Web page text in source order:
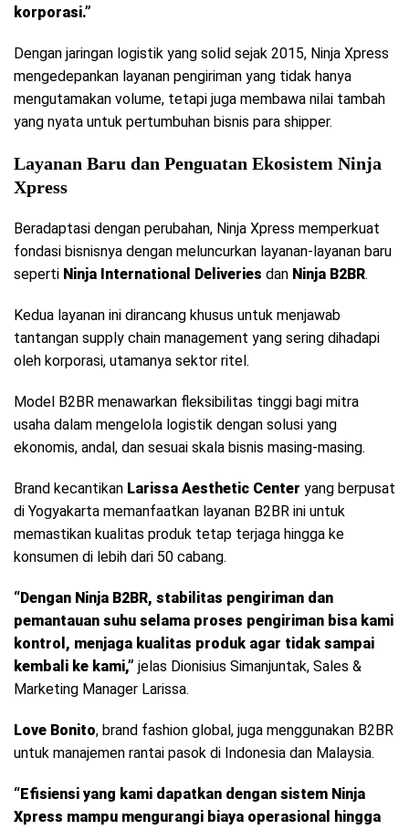
korporasi.”
Dengan jaringan logistik yang solid sejak 2015, Ninja Xpress
mengedepankan layanan pengiriman yang tidak hanya
mengutamakan volume, tetapi juga membawa nilai tambah
yang nyata untuk pertumbuhan bisnis para shipper.
Layanan Baru dan Penguatan Ekosistem Ninja
Xpress
Beradaptasi dengan perubahan, Ninja Xpress memperkuat
fondasi bisnisnya dengan meluncurkan layanan-layanan baru
seperti Ninja International Deliveries dan Ninja B2BR.
Kedua layanan ini dirancang khusus untuk menjawab
tantangan supply chain management yang sering dihadapi
oleh korporasi, utamanya sektor ritel.
Model B2BR menawarkan fleksibilitas tinggi bagi mitra
usaha dalam mengelola logistik dengan solusi yang
ekonomis, andal, dan sesuai skala bisnis masing-masing.
Brand kecantikan Larissa Aesthetic Center yang berpusat
di Yogyakarta memanfaatkan layanan B2BR ini untuk
memastikan kualitas produk tetap terjaga hingga ke
konsumen di lebih dari 50 cabang.
“Dengan Ninja B2BR, stabilitas pengiriman dan
pemantauan suhu selama proses pengiriman bisa kami
kontrol, menjaga kualitas produk agar tidak sampai
kembali ke kami,” jelas Dionisius Simanjuntak, Sales &
Marketing Manager Larissa.
Love Bonito, brand fashion global, juga menggunakan B2BR
untuk manajemen rantai pasok di Indonesia dan Malaysia.
“Efisiensi yang kami dapatkan dengan sistem Ninja
Xpress mampu mengurangi biaya operasional hingga